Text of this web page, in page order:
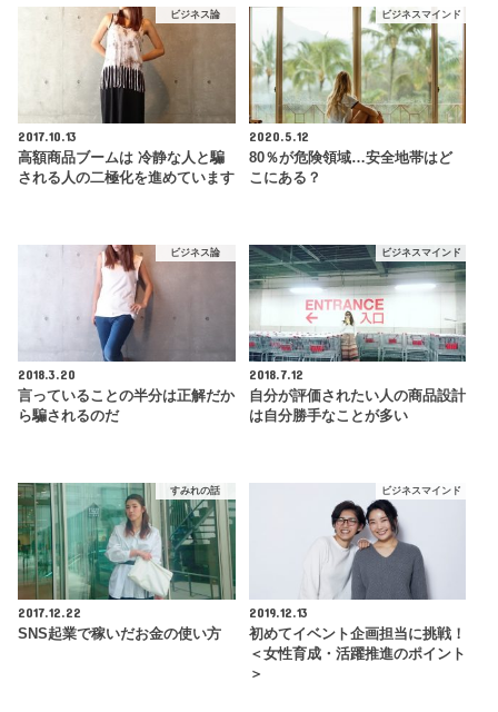
ビジネス論
2017.10.13
高額商品ブームは 冷静な人と騙
される人の二極化を進めています
ビジネスマインド
2020.5.12
80％が危険領域…安全地帯はど
こにある？
ビジネス論
2018.3.20
言っていることの半分は正解だか
ら騙されるのだ
ビジネスマインド
2018.7.12
自分が評価されたい人の商品設計
は自分勝手なことが多い
すみれの話
2017.12.22
SNS起業で稼いだお金の使い方
ビジネスマインド
2019.12.13
初めてイベント企画担当に挑戦！
＜女性育成・活躍推進のポイント
＞